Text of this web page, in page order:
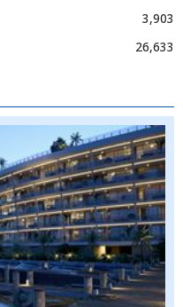
3,903
26,633